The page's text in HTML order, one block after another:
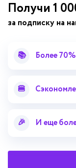
Лекторий
Для
Партнерская
Получи 1
за подписку на
📚 Более
🍔
🎉 И еще